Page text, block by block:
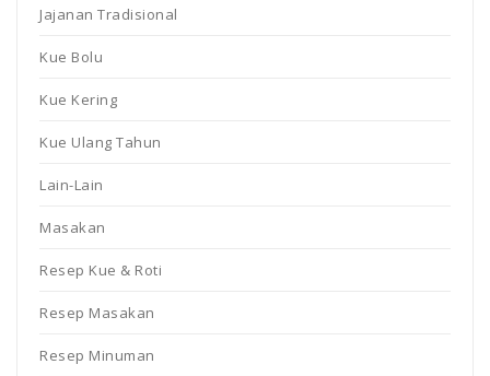
Jajanan Tradisional
Kue Bolu
Kue Kering
Kue Ulang Tahun
Lain-Lain
Masakan
Resep Kue & Roti
Resep Masakan
Resep Minuman